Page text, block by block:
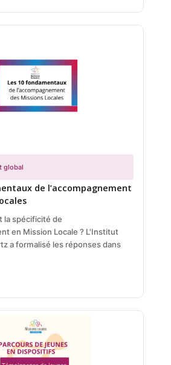
global
de l’accompagnement
la spécificité de
en Mission Locale ? L'Institut
a formalisé les réponses dans